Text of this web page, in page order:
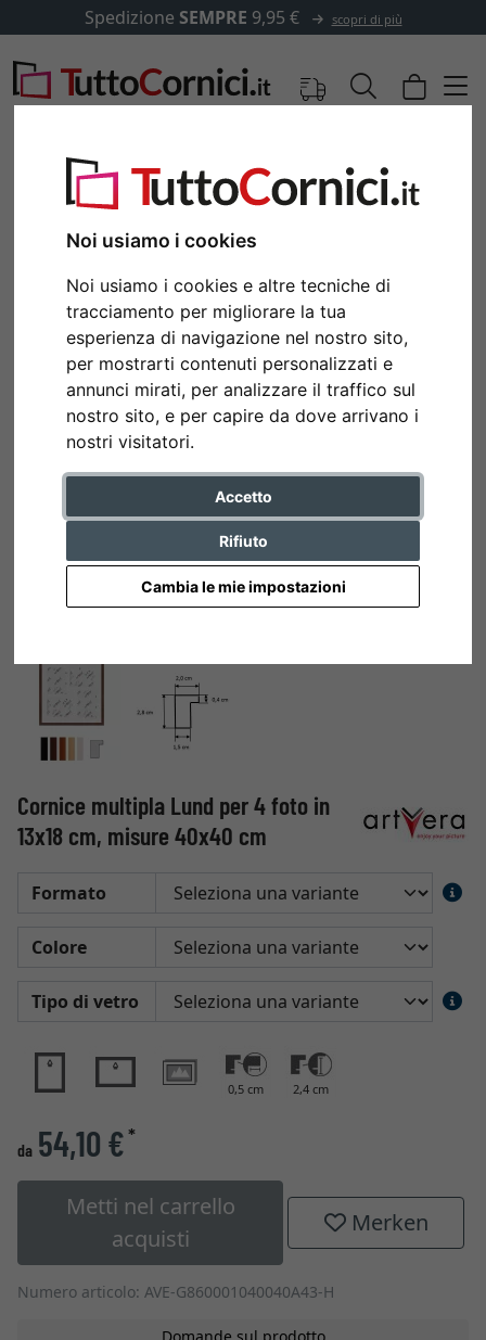
Noi usiamo i cookies
Noi usiamo i cookies e altre tecniche di
tracciamento per migliorare la tua
esperienza di navigazione nel nostro sito,
per mostrarti contenuti personalizzati e
annunci mirati, per analizzare il traffico sul
nostro sito, e per capire da dove arrivano i
nostri visitatori.
Accetto
Rifiuto
Cambia le mie impostazioni
Spedizione SEMPRE 9,95 € scopri di più
Indietro
Cornice multipla Lund per 4 foto in
13x18 cm, misure 40x40 cm
Formato
Colore
Tipo di vetro
0,5 cm 2,4 cm
da 54,10 €*
Metti nel carrello
acquisti
Merken
Numero articolo: AVE-G860001040040A43-H